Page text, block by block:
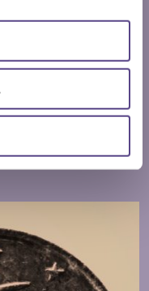
artikkelit